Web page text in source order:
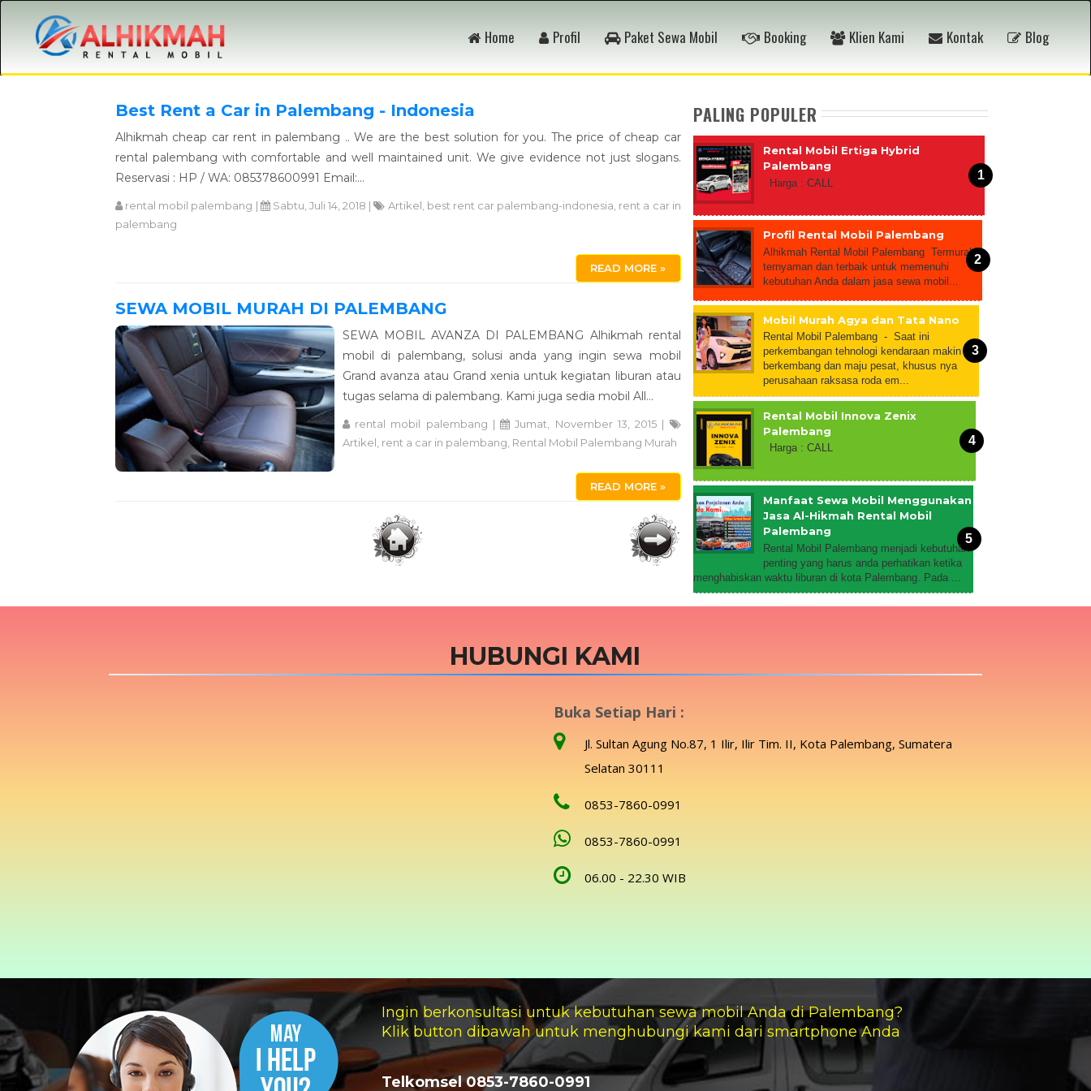
Home Profil Paket Sewa Mobil Booking Klien Kami Kontak Blog
Best Rent a Car in Palembang - Indonesia
Alhikmah cheap car rent in palembang .. We are the best solution for you. The price of cheap car
rental palembang with comfortable and well maintained unit. We give evidence not just slogans.
Reservasi : HP / WA: 085378600991 Email:...
rental mobil palembang | Sabtu, Juli 14, 2018 | Artikel best rent car palembang-indonesia rent a car in
palembang
READ MORE »
SEWA MOBIL MURAH DI PALEMBANG
SEWA MOBIL AVANZA DI PALEMBANG Alhikmah rental
mobil di palembang, solusi anda yang ingin sewa mobil
Grand avanza atau Grand xenia untuk kegiatan liburan atau
tugas selama di palembang. Kami juga sedia mobil All...
rental mobil palembang |
Jumat, November 13, 2015 |
Artikel rent a car in palembang Rental Mobil Palembang Murah
READ MORE »
PALING POPULER
Rental Mobil Ertiga Hybrid
Palembang
Harga : CALL
Profil Rental Mobil Palembang
Alhikmah Rental Mobil Palembang Termurah,
ternyaman dan terbaik untuk memenuhi
kebutuhan Anda dalam jasa sewa mobil...
Mobil Murah Agya dan Tata Nano
Rental Mobil Palembang - Saat ini
perkembangan tehnologi kendaraan makin
berkembang dan maju pesat, khusus nya
perusahaan raksasa roda em...
Rental Mobil Innova Zenix
Palembang
Harga : CALL
Manfaat Sewa Mobil Menggunakan
Jasa Al-Hikmah Rental Mobil
Palembang
Rental Mobil Palembang menjadi kebutuhan
penting yang harus anda perhatikan ketika
menghabiskan waktu liburan di kota Palembang. Pada ...
HUBUNGI KAMI
Buka Setiap Hari :
Jl. Sultan Agung No.87, 1 Ilir, Ilir Tim. II, Kota Palembang, Sumatera
Selatan 30111
0853-7860-0991
0853-7860-0991
06.00 - 22.30 WIB
Ingin berkonsultasi untuk kebutuhan sewa mobil Anda di Palembang?
Klik button dibawah untuk menghubungi kami dari smartphone Anda
Telkomsel 0853-7860-0991